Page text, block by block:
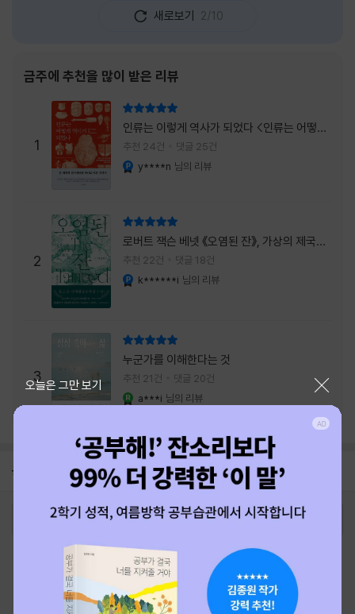
도전하고 미지의 세계로 발을 내딛기란 결코 쉬
운 일이 아니다. 그러나 이 책을 읽다 보면 그 마
내가 진실로 원했던 방향을 향해 움직이고 있을
지도 모른다. 위험은 두려움의 대상이 아니라,
내가 진짜 원하는 삶으로 향하는 문 앞에 늘 함
께 서 있기 때문이다. 이 책은 프랑스의 철학
자이자 정신분석가인 안 뒤푸르망
새로보기 2/10
금주에 추천을 많이 받은 리뷰
1
인류는 이렇게 역사가 되었다 <인류는 어떻게
역사가 되었나>
추천 24건 댓글 25건
y****n 님의 리뷰
2
로버트 잭슨 베넷 《오염된 잔》, 가상의 제국이
주는 실감과 미스터리 사건의 치밀함이 이루어
내는 최상의 시너지...
추천 22건 댓글 18건
k******i 님의 리뷰
3
누군가를 이해한다는 것
추천 21건 댓글 20건
a***i 님의 리뷰
공지 26년 NBCI 수상 안내
2026-08-01
오늘은 그만 보기
로그인 최근 본 상품 주문/배송
고객센터 1544-3800 티켓 1544-6399
중고샵 1566-4295
eBook 1:1문의/채팅상담
예스이십사(주) 사업자 정보